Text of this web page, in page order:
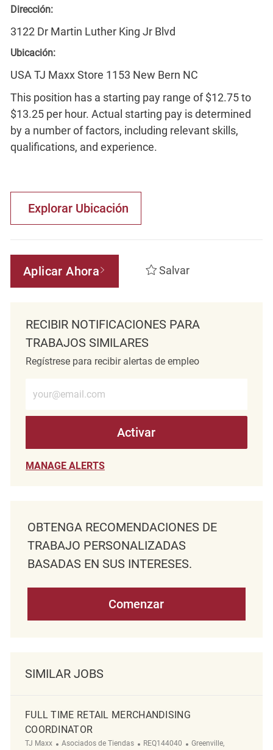
Dirección:
3122 Dr Martin Luther King Jr Blvd
Ubicación:
USA TJ Maxx Store 1153 New Bern NC
This position has a starting pay range of $12.75 to
$13.25 per hour. Actual starting pay is determined
by a number of factors, including relevant skills,
qualifications, and experience.
Explorar Ubicación
Aplicar Ahora Salvar
RECIBIR NOTIFICACIONES PARA
TRABAJOS SIMILARES
Regístrese para recibir alertas de empleo
Activar
MANAGE ALERTS
OBTENGA RECOMENDACIONES DE
TRABAJO PERSONALIZADAS
BASADAS EN SUS INTERESES.
Comenzar
SIMILAR JOBS
FULL TIME RETAIL MERCHANDISING
COORDINATOR
TJ Maxx Categoría
Asociados de Tiendas ReqId
REQ144040 Ubicación
Greenville,